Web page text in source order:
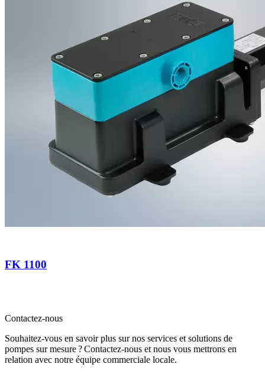
FK 1100
Contactez-nous
Souhaitez-vous en savoir plus sur nos services et solutions de
pompes sur mesure ? Contactez-nous et nous vous mettrons en
relation avec notre équipe commerciale locale.